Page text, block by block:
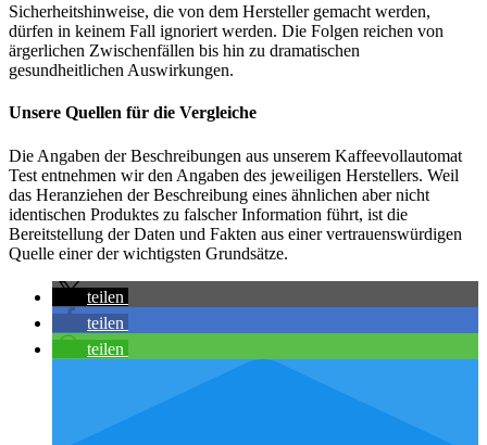
Sicherheitshinweise, die von dem Hersteller gemacht werden,
dürfen in keinem Fall ignoriert werden. Die Folgen reichen von
ärgerlichen Zwischenfällen bis hin zu dramatischen
gesundheitlichen Auswirkungen.
Unsere Quellen für die Vergleiche
Die Angaben der Beschreibungen aus unserem Kaffeevollautomat
Test entnehmen wir den Angaben des jeweiligen Herstellers. Weil
das Heranziehen der Beschreibung eines ähnlichen aber nicht
identischen Produktes zu falscher Information führt, ist die
Bereitstellung der Daten und Fakten aus einer vertrauenswürdigen
Quelle einer der wichtigsten Grundsätze.
teilen
teilen
teilen